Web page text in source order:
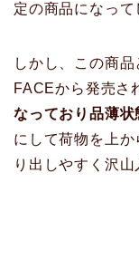
定の商品になって
しかし、この商
FACEから発売さ
なっており品薄状
にして荷物を上
り出しやすく沢山